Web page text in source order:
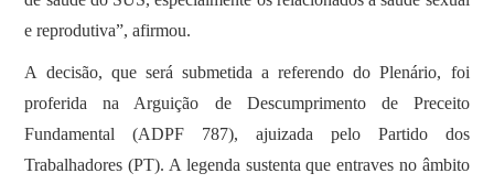
e reprodutiva”, afirmou.
A decisão, que será submetida a referendo do Plenário, foi
proferida na Arguição de Descumprimento de Preceito
Fundamental (ADPF 787), ajuizada pelo Partido dos
Trabalhadores (PT). A legenda sustenta que entraves no âmbito